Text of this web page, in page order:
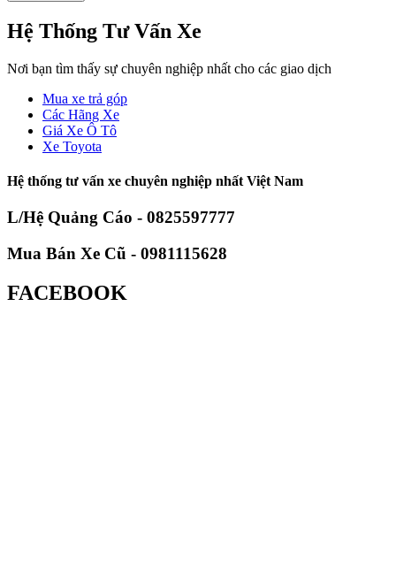
Hệ Thống Tư Vấn Xe
Nơi bạn tìm thấy sự chuyên nghiệp nhất cho các giao dịch
Mua xe trả góp
Các Hãng Xe
Giá Xe Ô Tô
Xe Toyota
Hệ thống tư vấn xe chuyên nghiệp nhất Việt Nam
L/Hệ Quảng Cáo - 0825597777
Mua Bán Xe Cũ - 0981115628
FACEBOOK